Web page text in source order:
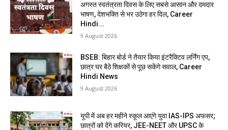
अगस्त स्वतंत्रता दिवस के लिए सबसे आसान और दमदार
भाषण, देशभक्ति से भर उठेगा हर दिल, Career
Hindi...
9 August 2026
BSEB: बिहार बोर्ड ने तैयार किया इंटरैक्टिव लर्निंग एप,
छात्र घर बैठे शिक्षकों से पूछ सकेंगे सवाल, Career
Hindi News
9 August 2026
यूपी में अब हर महीने स्कूल आएंगे युवा IAS-IPS अफसर;
छात्रों को देंगे करियर, JEE-NEET और UPSC के